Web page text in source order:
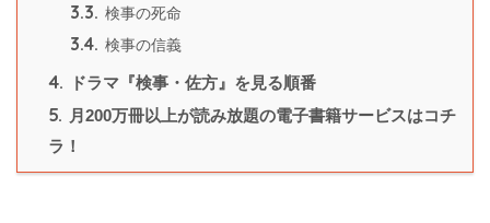
3.3. 検事の死命
3.4. 検事の信義
4. ドラマ『検事・佐方』を見る順番
5. 月200万冊以上が読み放題の電子書籍サービスはコチ
ラ！